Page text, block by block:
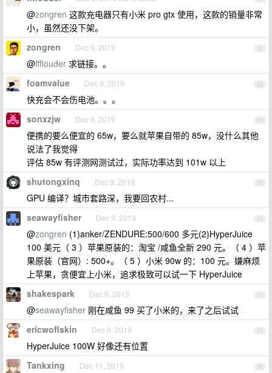
@zongren 这款充电器只有小米 pro gtx 使用，这款的销量非常
小，虽然还没下架。
22
zongren Dec 9, 2019
@ffflouder 求链接。。
23
foamvalue Dec 9, 2019
快充会不会伤电池。。。
24
sonxzjw Dec 9, 2019
便携的要么便宜的 65w，要么就苹果自带的 85w，没什么其他
说法了我觉得
评估 85w 有评测网测试过，实际功率达到 101w 以上
25
shutongxinq Dec 9, 2019
GPU 编译？城市套路深，我要回农村...
26
seawayfisher Dec 9, 2019
@zongren (1)anker/ZENDURE:500/600 多元(2)HyperJuice
100 美元（ 3 ）苹果原装的：淘宝 /咸鱼全新 290 元。（ 4 ）苹
果原装（官网）: 500+。（ 5 ）小米 90w 的：100 元。嫌麻烦
上苹果，贪便宜上小米，追求极致可以试一下 HyperJuice
27
shakespark Dec 9, 2019
@seawayfisher 刚在咸鱼 99 买了小米的，来了之后试试
28
ericwoflskin Dec 9, 2019
HyperJuice 100W 好像还有位置
29
Tankxing Dec 11, 2019